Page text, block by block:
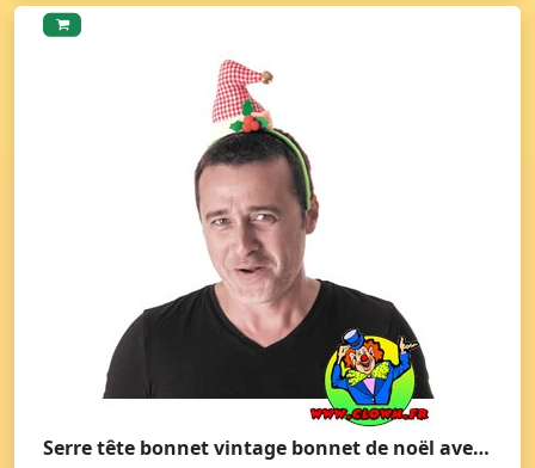
Serre tête bonnet vintage bonnet de noël avec grelot et feuille